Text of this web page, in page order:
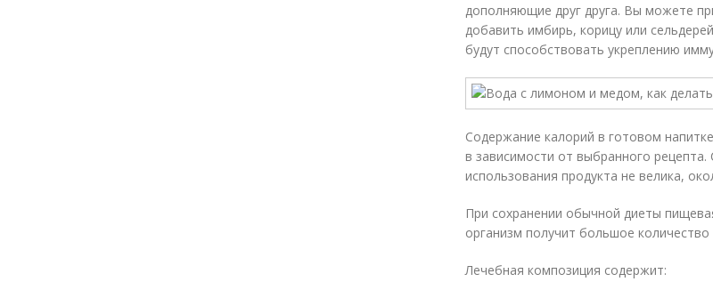
дополняющие друг друга. Вы можете
добавить имбирь, корицу или
будут способствовать укреплению
Содержание калорий в готовом
в зависимости от выбранного
использования продукта не велика,
При сохранении обычной диеты
организм получит большое
Лечебная композиция содержит: